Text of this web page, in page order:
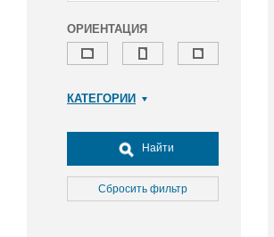
ОРИЕНТАЦИЯ
КАТЕГОРИИ
Досуг, туризм и отдых
Культура
Медицина
Найти
Сбросить фильтр